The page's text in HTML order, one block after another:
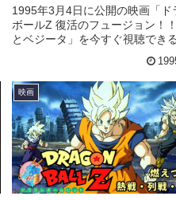
きる動画配信サービスを
介！
1995年3月4日に公開の映画「ド
ボールZ 復活のフュージョン！
とベジータ」を今すぐ視聴でき
配信サービス（VOD）を徹底紹
らすじやキャスト・声優、スタ
主題歌の情報はもちろん、実際
人の感想やレビューもまとめて
す。
映画